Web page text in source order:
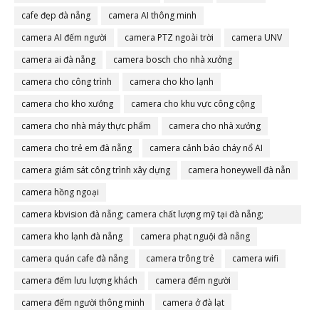
cafe đẹp đà nẵng
camera AI thông minh
camera AI đếm người
camera PTZ ngoài trời
camera UNV
camera ai đà nẵng
camera bosch cho nhà xưởng
camera cho công trình
camera cho kho lạnh
camera cho kho xưởng
camera cho khu vực công cộng
camera cho nhà máy thực phẩm
camera cho nhà xưởng
camera cho trẻ em đà nẵng
camera cảnh báo cháy nổ AI
camera giám sát công trình xây dựng
camera honeywell đà nẵn
camera hồng ngoại
camera kbvision đà nẵng; camera chất lượng mỹ tại đà nẵng;
camera đà nẵng
camera kho lạnh đà nẵng
camera phạt nguội đà nẵng
camera quán cafe đà nẵng
camera trông trẻ
camera wifi
camera đếm lưu lượng khách
camera đếm người
camera đếm người thông minh
camera ở đà lạt